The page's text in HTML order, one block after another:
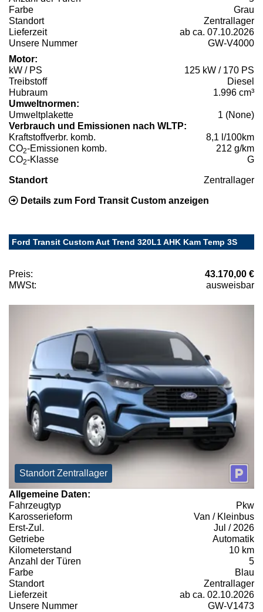
Farbe
Grau
Standort
Zentrallager
Lieferzeit
ab ca. 07.10.2026
Unsere Nummer
GW-V4000
Motor:
kW / PS
125 kW / 170 PS
Treibstoff
Diesel
Hubraum
1.996 cm³
Umweltnormen:
Umweltplakette
1 (None)
Verbrauch und Emissionen nach WLTP:
Kraftstoffverbr. komb.
8,1 l/100km
CO2-Emissionen komb.
212 g/km
CO2-Klasse G
Standort Zentrallager
Details zum Ford Transit Custom anzeigen
Ford Transit Custom Aut Trend 320L1 AHK Kam Temp 3S
Preis:
43.170,00 €
MWSt:
ausweisbar
Standort Zentrallager
Allgemeine Daten:
Fahrzeugtyp
Pkw
Karosserieform
Van / Kleinbus
Erst-Zul.
Jul / 2026
Getriebe
Automatik
Kilometerstand
10 km
Anzahl der Türen
5
Farbe
Blau
Standort
Zentrallager
Lieferzeit
ab ca. 02.10.2026
Unsere Nummer
GW-V1473